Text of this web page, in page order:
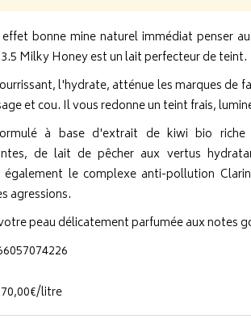
bonne mine naturel immédiat penser
Milky Honey est un lait perfecteur de teint.
l'hydrate, atténue les marques de
et cou. Il vous redonne un teint frais,
à base d'extrait de kiwi bio riche
de lait de pêcher aux vertus
également le complexe anti-pollution
agressions.
peau délicatement parfumée aux notes
,00€/litre